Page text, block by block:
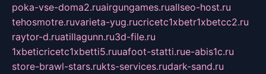
poka-vse-doma2.ruairgungames.ruallseo-host.ru
tehosmotre.ruvarieta-yug.rucricetc1xbetr1xbetcc2.ru
raytor-d.ruatillagunn.ru3d-file.ru
1xbeticricetc1xbetti5.ruuafoot-statti.rue-abis1c.ru
store-brawl-stars.rukts-services.rudark-sand.ru